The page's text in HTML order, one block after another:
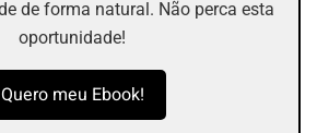
de forma natural. Não perca esta
oportunidade!
Quero meu Ebook!